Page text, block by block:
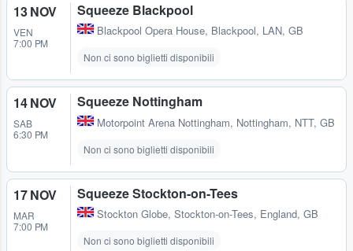
13 NOV
VEN
7:00 PM
Squeeze Blackpool
Blackpool Opera House, Blackpool, LAN, GB
Non ci sono biglietti disponibili
14 NOV
SAB
6:30 PM
Squeeze Nottingham
Motorpoint Arena Nottingham, Nottingham, NTT, GB
Non ci sono biglietti disponibili
17 NOV
MAR
7:00 PM
Squeeze Stockton-on-Tees
Stockton Globe, Stockton-on-Tees, England, GB
Non ci sono biglietti disponibili